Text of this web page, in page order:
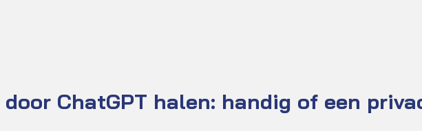
ChatGPT halen: handig of een